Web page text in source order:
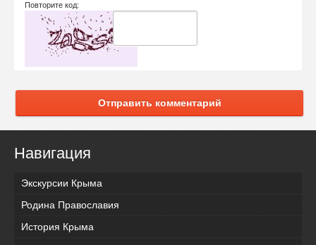
Повторите код:
Отправить комментарий
Навигация
Экскурсии Крыма
Родина Православия
История Крыма